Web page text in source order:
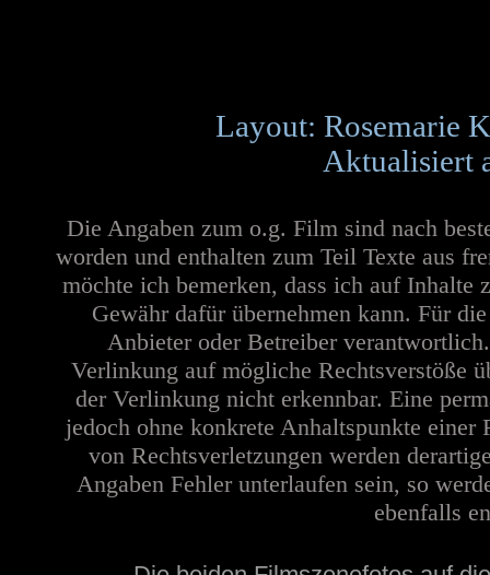
Layout: Rosemarie
Aktualisiert
Die Angaben zum o.g. Film sind nach
worden und enthalten zum Teil Texte aus
möchte ich bemerken, dass ich auf Inhalte
Gewähr dafür übernehmen kann. Für
Anbieter oder Betreiber
Verlinkung auf mögliche Rechtsverstöße
der Verlinkung nicht erkennbar. Eine
jedoch ohne konkrete Anhaltspunkte
von Rechtsverletzungen werden
Angaben Fehler unterlaufen sein, so
ebenfalls